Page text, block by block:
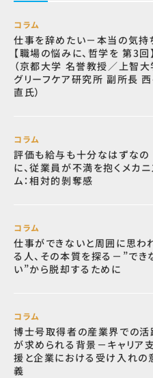
コラム
仕事を辞めたい－本当の気持
【職場の悩みに、哲学を 第3回】
（京都大学 名誉教授／上智大
グリーフケア研究所 副所長
直氏）
コラム
評価も給与も十分なはずなの
に、従業員が不満を抱くメカ
ム：相対的剝奪感
コラム
仕事ができないと周囲に思わ
る人、その本質を探る－”でき
い”から脱却するために
コラム
博士号取得者の産業界での活
が求められる背景－キャリア支
援と企業における受け入れの
義